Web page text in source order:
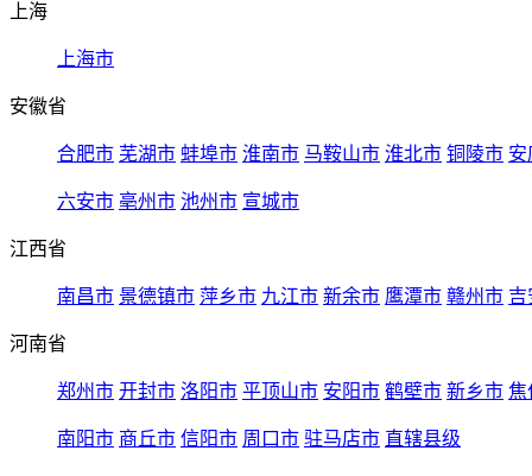
上海
上海市
安徽省
合肥市 芜湖市 蚌埠市 淮南市 马鞍山市 淮北市 铜陵市 安
六安市 亳州市 池州市 宣城市
江西省
南昌市 景德镇市 萍乡市 九江市 新余市 鹰潭市 赣州市 吉
河南省
郑州市 开封市 洛阳市 平顶山市 安阳市 鹤壁市 新乡市 焦
南阳市 商丘市 信阳市 周口市 驻马店市 直辖县级